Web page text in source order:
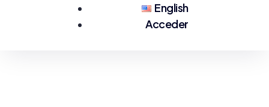
English
Acceder